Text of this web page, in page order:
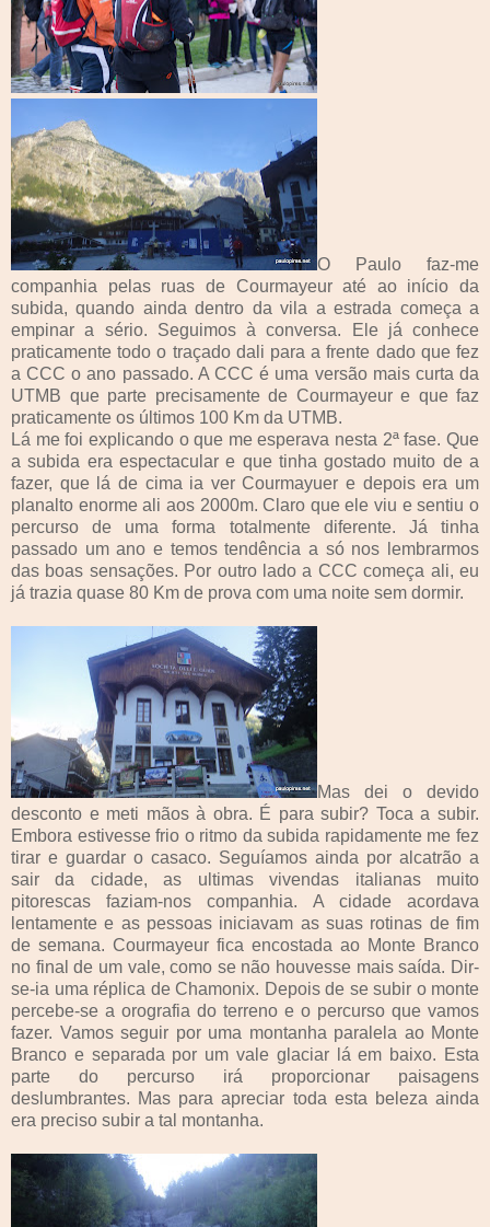
O Paulo faz-me
companhia pelas ruas de Courmayeur até ao início da
subida, quando ainda dentro da vila a estrada começa a
empinar a sério. Seguimos à conversa. Ele já conhece
praticamente todo o traçado dali para a frente dado que fez
a CCC o ano passado. A CCC é uma versão mais curta da
UTMB que parte precisamente de Courmayeur e que faz
praticamente os últimos 100 Km da UTMB.
Lá me foi explicando o que me esperava nesta 2ª fase. Que
a subida era espectacular e que tinha gostado muito de a
fazer, que lá de cima ia ver Courmayuer e depois era um
planalto enorme ali aos 2000m. Claro que ele viu e sentiu o
percurso de uma forma totalmente diferente. Já tinha
passado um ano e temos tendência a só nos lembrarmos
das boas sensações. Por outro lado a CCC começa ali, eu
já trazia quase 80 Km de prova com uma noite sem dormir.
Mas dei o devido
desconto e meti mãos à obra. É para subir? Toca a subir.
Embora estivesse frio o ritmo da subida rapidamente me fez
tirar e guardar o casaco. Seguíamos ainda por alcatrão a
sair da cidade, as ultimas vivendas italianas muito
pitorescas faziam-nos companhia. A cidade acordava
lentamente e as pessoas iniciavam as suas rotinas de fim
de semana. Courmayeur fica encostada ao Monte Branco
no final de um vale, como se não houvesse mais saída. Dir-
se-ia uma réplica de Chamonix. Depois de se subir o monte
percebe-se a orografia do terreno e o percurso que vamos
fazer. Vamos seguir por uma montanha paralela ao Monte
Branco e separada por um vale glaciar lá em baixo. Esta
parte do percurso irá proporcionar paisagens
deslumbrantes. Mas para apreciar toda esta beleza ainda
era preciso subir a tal montanha.